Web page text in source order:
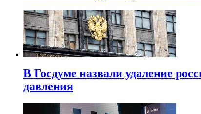
В Госдуме назвали удаление
давления